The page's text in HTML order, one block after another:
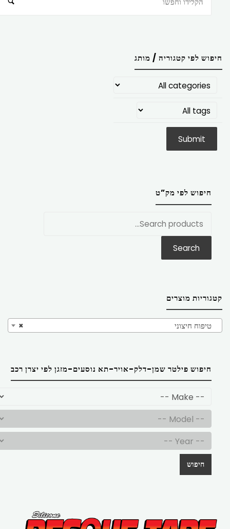
חיפוש לפי קטגוריה / מותג
חיפוש לפי מק”ט
Search
קטגוריות מוצרים
× טיפוח חיצוני
חיפוש פילטר שמן-דלק-אויר-תא נוסעים-מזגן לפי יצרן רכב
חיפוש